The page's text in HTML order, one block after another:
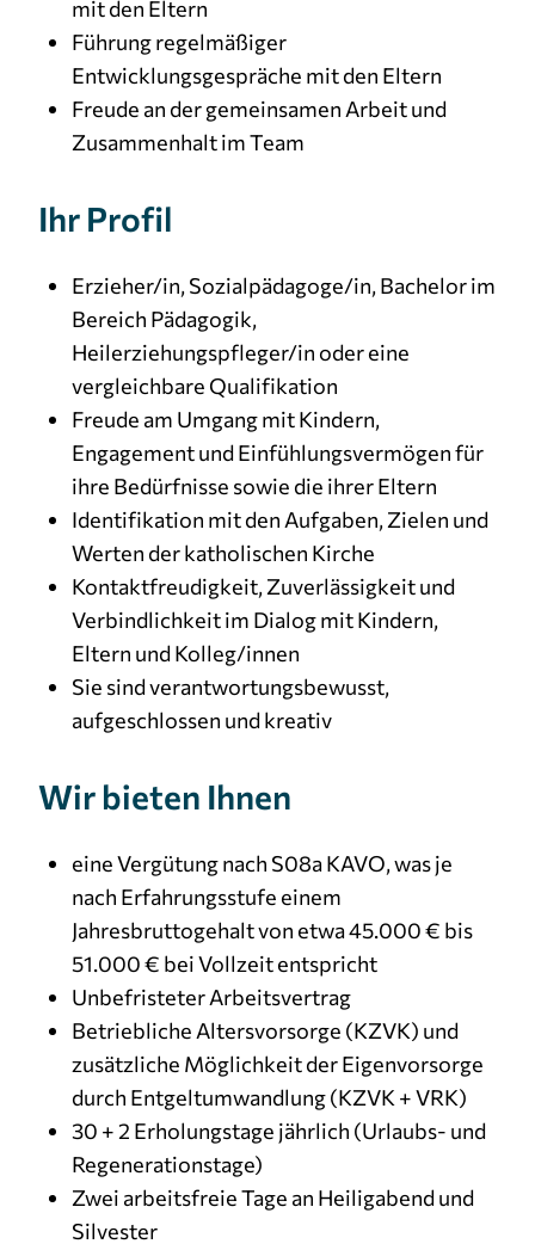
mit den Eltern
Führung regelmäßiger
Entwicklungsgespräche mit den Eltern
Freude an der gemeinsamen Arbeit und
Zusammenhalt im Team
Ihr Profil
Erzieher/in, Sozialpädagoge/in, Bachelor im
Bereich Pädagogik,
Heilerziehungspfleger/in oder eine
vergleichbare Qualifikation
Freude am Umgang mit Kindern,
Engagement und Einfühlungsvermögen für
ihre Bedürfnisse sowie die ihrer Eltern
Identifikation mit den Aufgaben, Zielen und
Werten der katholischen Kirche
Kontaktfreudigkeit, Zuverlässigkeit und
Verbindlichkeit im Dialog mit Kindern,
Eltern und Kolleg/innen
Sie sind verantwortungsbewusst,
aufgeschlossen und kreativ
Wir bieten Ihnen
eine Vergütung nach S08a KAVO, was je
nach Erfahrungsstufe einem
Jahresbruttogehalt von etwa 45.000 € bis
51.000 € bei Vollzeit entspricht
Unbefristeter Arbeitsvertrag
Betriebliche Altersvorsorge (KZVK) und
zusätzliche Möglichkeit der Eigenvorsorge
durch Entgeltumwandlung (KZVK + VRK)
30 + 2 Erholungstage jährlich (Urlaubs- und
Regenerationstage)
Zwei arbeitsfreie Tage an Heiligabend und
Silvester